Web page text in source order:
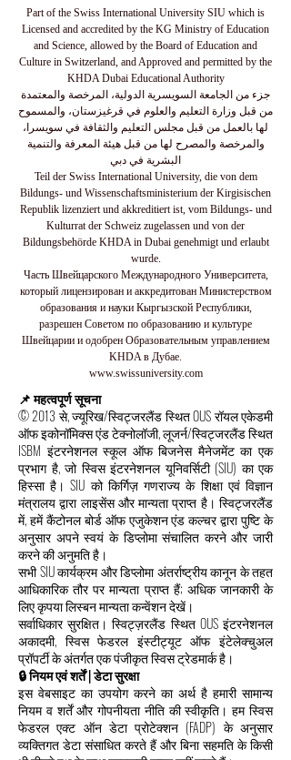
Part of the Swiss International University SIU which is
Licensed and accredited by the KG Ministry of Education
and Science, allowed by the Board of Education and
Culture in Switzerland, and Approved and permitted by the
KHDA Dubai Educational Authority
جزء من الجامعة السويسرية الدولية، المرخصة والمعتمدة
من قبل وزارة التعليم والعلوم في قرغيزستان، والمسموح
لها بالعمل من قبل مجلس التعليم والثقافة في سويسرا،
والمرخصة والمصرح لها من قبل هيئة المعرفة والتنمية
البشرية في دبي
Teil der Swiss International University, die von dem
Bildungs- und Wissenschaftsministerium der Kirgisischen
Republik lizenziert und akkreditiert ist, vom Bildungs- und
Kulturrat der Schweiz zugelassen und von der
Bildungsbehörde KHDA in Dubai genehmigt und erlaubt
wurde.
Часть Швейцарского Международного Университета,
который лицензирован и аккредитован Министерством
образования и науки Кыргызской Республики,
разрешен Советом по образованию и культуре
Швейцарии и одобрен Образовательным управлением
KHDA в Дубае.
www.swissuniversity.com
📌 महत्वपूर्ण सूचना
© 2013 से, ज्यूरिख/स्विट्जरलैंड स्थित OUS रॉयल एकेडमी
ऑफ इकोनॉमिक्स एंड टेक्नोलॉजी, लूजर्न/स्विट्जरलैंड स्थित
ISBM इंटरनेशनल स्कूल ऑफ बिजनेस मैनेजमेंट का एक
प्रभाग है, जो स्विस इंटरनेशनल यूनिवर्सिटी (SIU) का एक
हिस्सा है। SIU को किर्गिज़ गणराज्य के शिक्षा एवं विज्ञान
मंत्रालय द्वारा लाइसेंस और मान्यता प्राप्त है। स्विट्जरलैंड
में, हमें कैंटोनल बोर्ड ऑफ एजुकेशन एंड कल्चर द्वारा पुष्टि के
अनुसार अपने स्वयं के डिप्लोमा संचालित करने और जारी
करने की अनुमति है।
सभी SIU कार्यक्रम और डिप्लोमा अंतर्राष्ट्रीय कानून के तहत
आधिकारिक तौर पर मान्यता प्राप्त हैं; अधिक जानकारी के
लिए कृपया लिस्बन मान्यता कन्वेंशन देखें।
सर्वाधिकार सुरक्षित। स्विट्ज़रलैंड स्थित OUS इंटरनेशनल
अकादमी, स्विस फेडरल इंस्टीट्यूट ऑफ इंटेलेक्चुअल
प्रॉपर्टी के अंतर्गत एक पंजीकृत स्विस ट्रेडमार्क है।
🔒 नियम एवं शर्तें | डेटा सुरक्षा
इस वेबसाइट का उपयोग करने का अर्थ है हमारी सामान्य
नियम व शर्तें और गोपनीयता नीति की स्वीकृति। हम स्विस
फेडरल एक्ट ऑन डेटा प्रोटेक्शन (FADP) के अनुसार
व्यक्तिगत डेटा संसाधित करते हैं और बिना सहमति के किसी